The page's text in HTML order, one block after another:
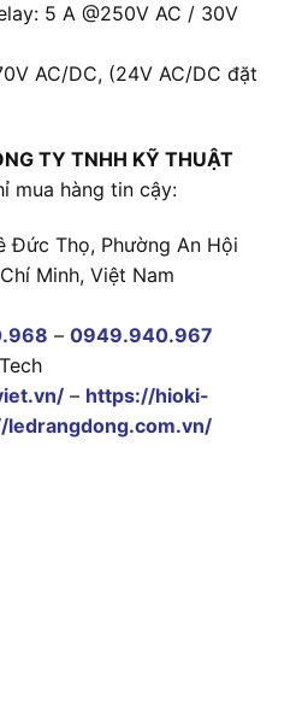
5 A @250V AC / 30V
AC/DC, (24V AC/DC đặt
TY TNHH KỸ THUẬT
mua hàng tin cậy:
Đức Thọ, Phường An Hội
Minh, Việt Nam
– 0949.940.967
– https://hioki-
ledrangdong.com.vn/